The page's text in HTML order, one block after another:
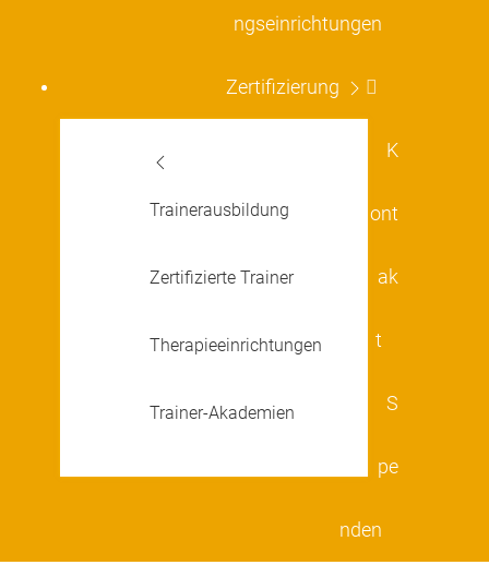
ngseinrichtungen
Zertifizierung
Trainerausbildung
Zertifizierte Trainer
Therapieeinrichtungen
Trainer-Akademien
K
ont
ak
t
S
pe
nden